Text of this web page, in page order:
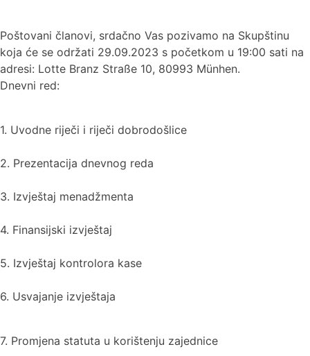
Poštovani članovi, srdačno Vas pozivamo na Skupštinu
koja će se održati 29.09.2023 s početkom u 19:00 sati na
adresi: Lotte Branz Straße 10, 80993 Münhen.
Dnevni red:
1. Uvodne riječi i riječi dobrodošlice
2. Prezentacija dnevnog reda
3. Izvještaj menadžmenta
4. Finansijski izvještaj
5. Izvještaj kontrolora kase
6. Usvajanje izvještaja
7. Promjena statuta u korištenju zajednice